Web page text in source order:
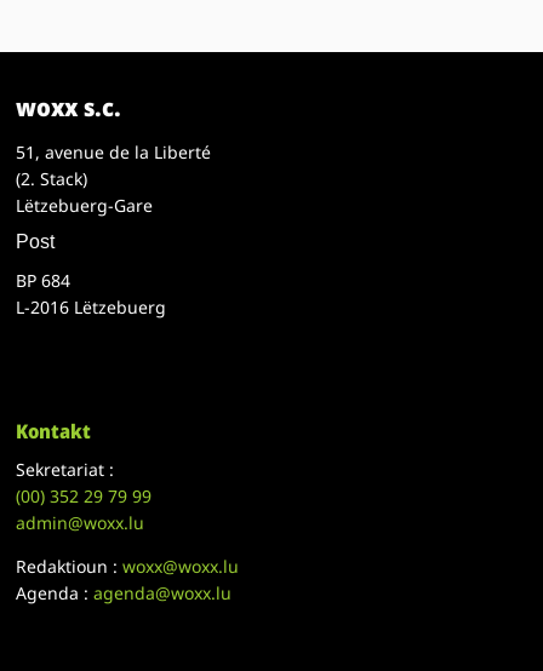
woxx s.c.
51, avenue de la Liberté
(2. Stack)
Lëtzebuerg-Gare
Post
BP 684
L-2016 Lëtzebuerg
Kontakt
Sekretariat :
(00)352 29 79 99
admin@woxx.lu
Redaktioun :woxx@woxx.lu
Agenda :agenda@woxx.lu